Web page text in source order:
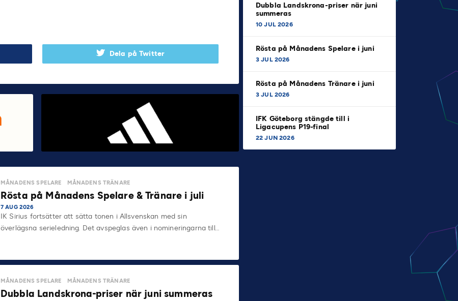
Dela på Twitter
Dubbla Landskrona-priser när juni
summeras
10 JUL 2026
Rösta på Månadens Spelare i juni
3 JUL 2026
Rösta på Månadens Tränare i juni
3 JUL 2026
IFK Göteborg stängde till i
Ligacupens P19-final
22 JUN 2026
MÅNADENS SPELARE MÅNADENS TRÄNARE
Rösta på Månadens Spelare & Tränare i juli
7 AUG 2026
IK Sirius fortsätter att sätta tonen i Allsvenskan med sin
överlägsna serieledning. Det avspeglas även i nomineringarna till…
MÅNADENS SPELARE MÅNADENS TRÄNARE
Dubbla Landskrona-priser när juni summeras